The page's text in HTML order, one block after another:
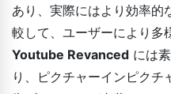
あり、実際にはより効率的
較して、ユーザーにより多
Youtube Revanced には
り、ピクチャーインピク